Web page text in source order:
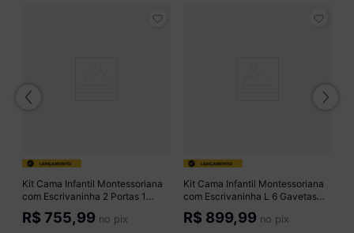
Kit Cama Infantil Montessoriana
com Escrivaninha 2 Portas 1
Gaveta Lume Multimóveis
MP4823 Madeirado/Branco
R$ 755,99 no pix
Kit Cama Infantil Montessoriana
com Escrivaninha L 6 Gavetas
Dino Multimóveis MP4819
Madeirado
R$ 899,99 no pix